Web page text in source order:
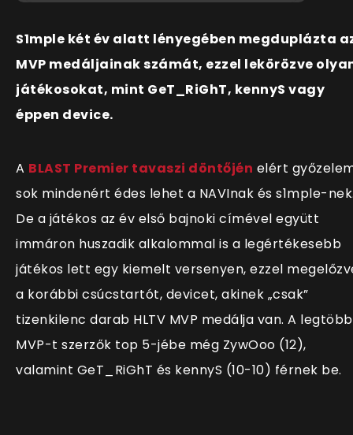
S1mple két év alatt lényegében megduplázta
MVP medáljainak számát, ezzel lekörözve
játékosokat, mint GeT_RiGhT, kennyS vagy
éppen device.
A BLAST Premier tavaszi döntőjén elért
sok mindenért édes lehet a NAVInak és s1mple-
De a játékos az év első bajnoki címével együtt
immáron huszadik alkalommal is a legértékesebb
játékos lett egy kiemelt versenyen, ezzel
a korábbi csúcstartót, devicet, akinek „csak”
tizenkilenc darab HLTV MVP medálja van. A legtöbb
MVP-t szerzők top 5-jébe még ZywOoo (12),
valamint GeT_RiGhT és kennyS (10-10) férnek be.